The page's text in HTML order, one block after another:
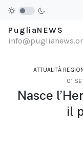
PugliaNEWS
ATTUALITÀ
01
Nasce
il